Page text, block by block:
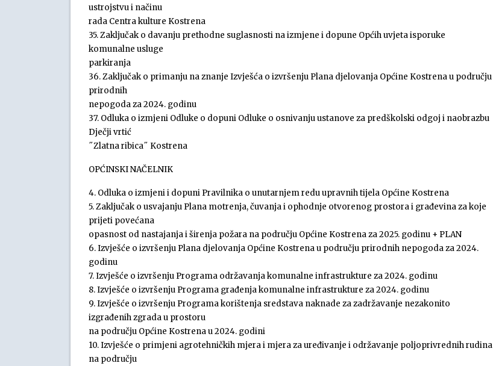
ustrojstvu i načinu
rada Centra kulture Kostrena
35. Zaključak o davanju prethodne suglasnosti na izmjene i dopune Općih uvjeta isporuke
komunalne usluge
parkiranja
36. Zaključak o primanju na znanje Izvješća o izvršenju Plana djelovanja Općine Kostrena u području
prirodnih
nepogoda za 2024. godinu
37. Odluka o izmjeni Odluke o dopuni Odluke o osnivanju ustanove za predškolski odgoj i naobrazbu
Dječji vrtić
˝Zlatna ribica˝ Kostrena
OPĆINSKI NAČELNIK
4. Odluka o izmjeni i dopuni Pravilnika o unutarnjem redu upravnih tijela Općine Kostrena
5. Zaključak o usvajanju Plana motrenja, čuvanja i ophodnje otvorenog prostora i građevina za koje
prijeti povećana
opasnost od nastajanja i širenja požara na području Općine Kostrena za 2025. godinu + PLAN
6. Izvješće o izvršenju Plana djelovanja Općine Kostrena u području prirodnih nepogoda za 2024.
godinu
7. Izvješće o izvršenju Programa održavanja komunalne infrastrukture za 2024. godinu
8. Izvješće o izvršenju Programa građenja komunalne infrastrukture za 2024. godinu
9. Izvješće o izvršenju Programa korištenja sredstava naknade za zadržavanje nezakonito
izgrađenih zgrada u prostoru
na području Općine Kostrena u 2024. godini
10. Izvješće o primjeni agrotehničkih mjera i mjera za uređivanje i održavanje poljoprivrednih rudina
na području